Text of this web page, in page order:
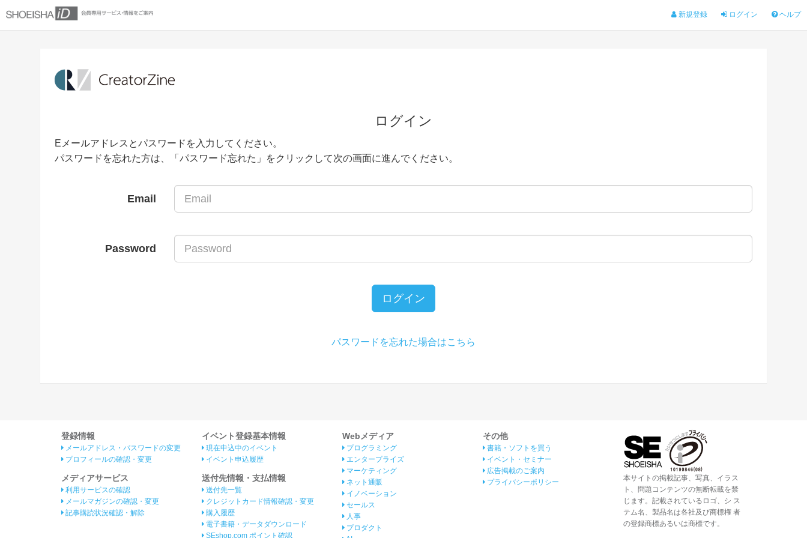
新規登録 ログイン ヘルプ
ログイン
Eメールアドレスとパスワードを入力してください。
パスワードを忘れた方は、「パスワード忘れた」をクリックして次の画面に進んでください。
Email
Password
ログイン
パスワードを忘れた場合はこちら
登録情報
メールアドレス・パスワードの変更
プロフィールの確認・変更
メディアサービス
利用サービスの確認
メールマガジンの確認・変更
記事購読状況確認・解除
イベント登録基本情報
現在申込中のイベント
イベント申込履歴
送付先情報・支払情報
送付先一覧
クレジットカード情報確認・変更
購入履歴
電子書籍・データダウンロード
SEshop.com ポイント確認
Webメディア
プログラミング
エンタープライズ
マーケティング
ネット通販
イノベーション
セールス
人事
プロダクト
その他
書籍・ソフトを買う
イベント・セミナー
広告掲載のご案内
プライバシーポリシー
本サイトの掲載記事、写真、イラス
ト、問題コンテンツの無断転載を禁
じます。記載されているロゴ、シ ス
テム名、製品名は各社及び商標権 者
の登録商標あるいは商標です。